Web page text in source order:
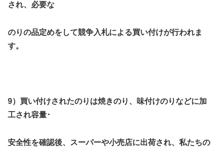
され、必要な
のりの品定めをして競争入札による買い付けが行われま
す。
9）買い付けされたのりは焼きのり、味付けのりなどに加
工され容量･
安全性を確認後、スーパーや小売店に出荷され、私たちの